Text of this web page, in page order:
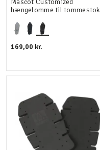
Mascot Customized
hængelomme til tommestok
169,00 kr.